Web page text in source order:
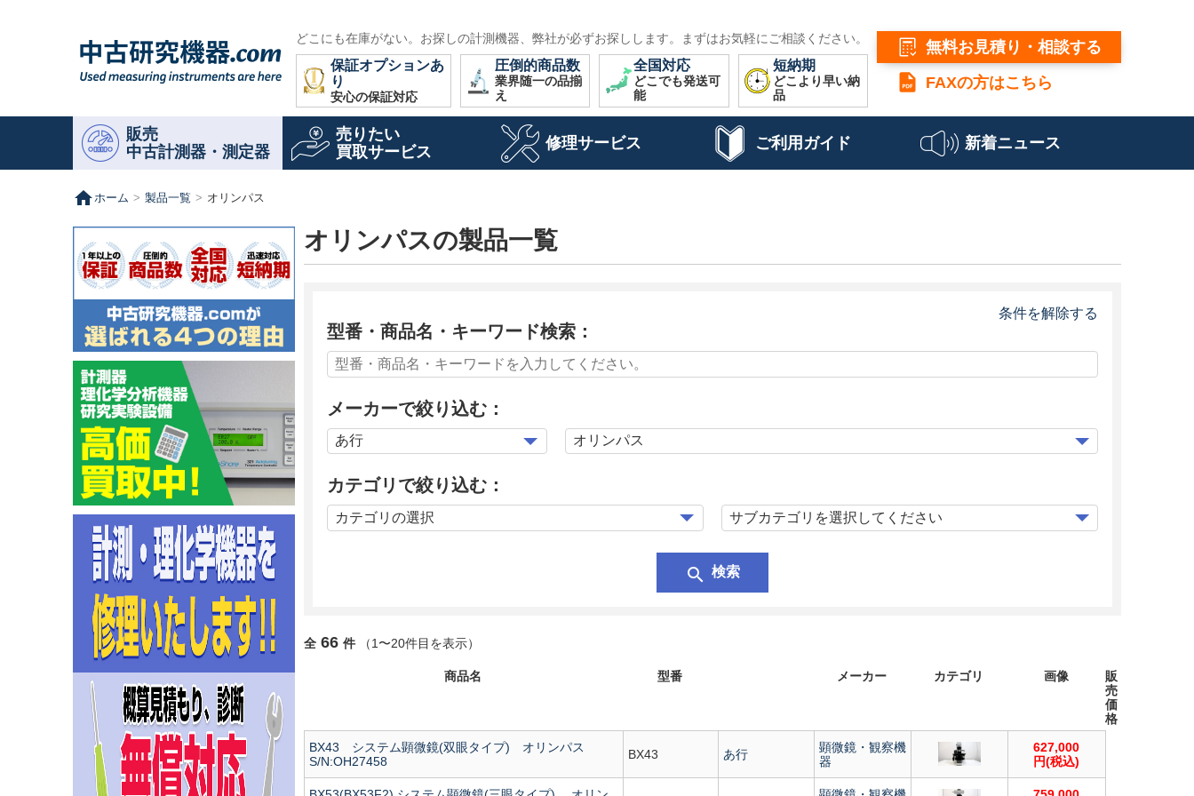
どこにも在庫がない。お探しの計測機器、弊社が必ずお探しします。まずはお気軽にご相談ください。
保証オプションあ
り
安心の保証対応
圧倒的商品数
業界随一の品揃
え
全国対応
どこでも発送可
能
短納期
どこより早い納
品
無料お見積り・相談する
FAXの方はこちら
販売
中古計測器・測定器
売りたい
買取サービス
修理サービス ご利用ガイド 新着ニュース
homeホーム 製品一覧 オリンパス
オリンパスの製品一覧
条件を解除する
型番・商品名・キーワード検索：
メーカーで絞り込む：
カテゴリで絞り込む：
search 検索
全 66 件 （1〜20件目を表示）
商品名 型番 メーカー カテゴリ 画像
販
売
価
格
BX43 システム顕微鏡(双眼タイプ) オリンパス
S/N:OH27458
BX43 あ行
顕微鏡・観察機
器
627,000
円(税込)